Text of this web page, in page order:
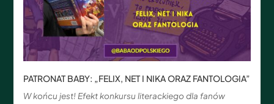
PATRONAT BABY: „FELIX, NET I NIKA ORAZ FANTOLOGIA”
W końcu jest! Efekt konkursu literackiego dla fanów